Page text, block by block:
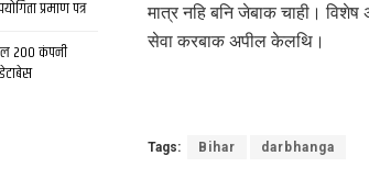
मात्र नहि बनि जेबाक चाही।
सेवा करबाक अपील केलथि।
Tags: Bihar darbhanga
प्रमाण पत्र
200 कंपनी